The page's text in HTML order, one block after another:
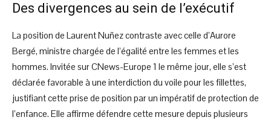
Des divergences au sein de l’exécutif
La position de Laurent Nuñez contraste avec celle d’Aurore
Bergé, ministre chargée de l’égalité entre les femmes et les
hommes. Invitée sur CNews-Europe 1 le même jour, elle s’est
déclarée favorable à une interdiction du voile pour les fillettes,
justifiant cette prise de position par un impératif de protection de
l’enfance. Elle affirme défendre cette mesure depuis plusieurs